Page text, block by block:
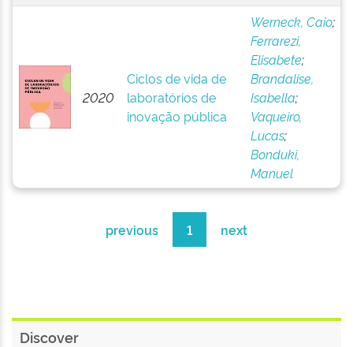
2020
Ciclos de vida de
laboratórios de
inovação pública
Werneck, Caio;
Ferrarezi,
Elisabete;
Brandalise,
Isabella;
Vaqueiro,
Lucas;
Bonduki,
Manuel
previous 1 next
Discover